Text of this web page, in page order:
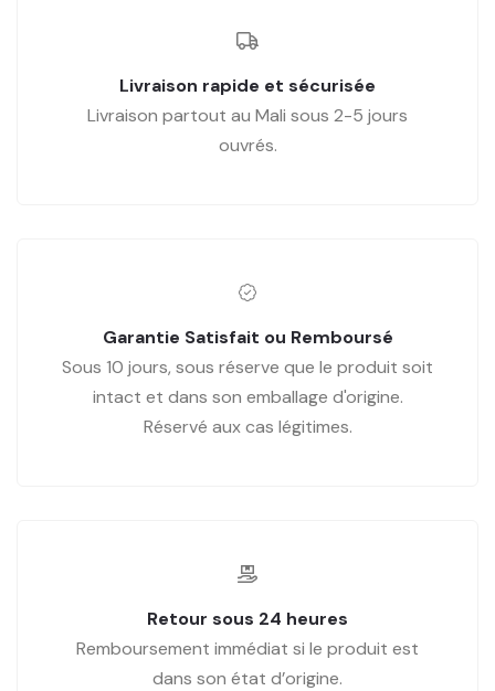
Livraison rapide et sécurisée
Livraison partout au Mali sous 2-5 jours
ouvrés.
Garantie Satisfait ou Remboursé
Sous 10 jours, sous réserve que le produit soit
intact et dans son emballage d'origine.
Réservé aux cas légitimes.
Retour sous 24 heures
Remboursement immédiat si le produit est
dans son état d’origine.